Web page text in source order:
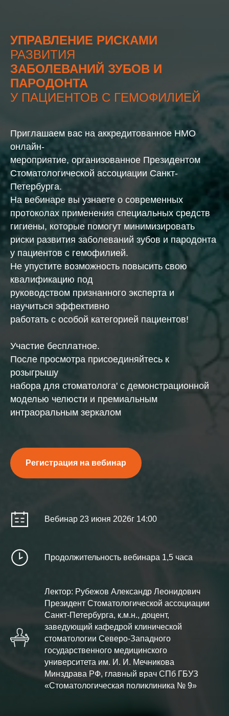
УПРАВЛЕНИЕ РИСКАМИ
РАЗВИТИЯ
ЗАБОЛЕВАНИЙ ЗУБОВ И
ПАРОДОНТА
У ПАЦИЕНТОВ С ГЕМОФИЛИЕЙ
Приглашаем вас на аккредитованное НМО
онлайн-
мероприятие, организованное Президентом
Стоматологической ассоциации Санкт-
Петербурга.
На вебинаре вы узнаете о современных
протоколах применения специальных средств
гигиены, которые помогут минимизировать
риски развития заболеваний зубов и пародонта
у пациентов с гемофилией.
Не упустите возможность повысить свою
квалификацию под
руководством признанного эксперта и
научиться эффективно
работать с особой категорией пациентов!
Участие бесплатное.
После просмотра присоединяйтесь к
розыгрышу
набора для стоматолога' с демонстрационной
моделью челюсти и премиальным
интраоральным зеркалом
Регистрация на вебинар
Вебинар 23 июня 2026г 14:00
Продолжительность вебинара 1,5 часа
Лектор: Рубежов Александр Леонидович
Президент Стоматологической ассоциации
Санкт-Петербурга, к.м.н., доцент,
заведующий кафедрой клинической
стоматологии Северо-Западного
государственного медицинского
университета им. И. И. Мечникова
Минздрава РФ, главный врач СПб ГБУЗ
«Стоматологическая поликлиника № 9»